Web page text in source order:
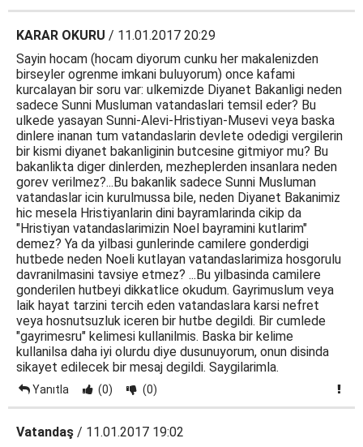
KARAR OKURU / 11.01.2017 20:29
Sayin hocam (hocam diyorum cunku her makalenizden
birseyler ogrenme imkani buluyorum) once kafami
kurcalayan bir soru var: ulkemizde Diyanet Bakanligi neden
sadece Sunni Musluman vatandaslari temsil eder? Bu
ulkede yasayan Sunni-Alevi-Hristiyan-Musevi veya baska
dinlere inanan tum vatandaslarin devlete odedigi vergilerin
bir kismi diyanet bakanliginin butcesine gitmiyor mu? Bu
bakanlikta diger dinlerden, mezheplerden insanlara neden
gorev verilmez?...Bu bakanlik sadece Sunni Musluman
vatandaslar icin kurulmussa bile, neden Diyanet Bakanimiz
hic mesela Hristiyanlarin dini bayramlarinda cikip da
"Hristiyan vatandaslarimizin Noel bayramini kutlarim"
demez? Ya da yilbasi gunlerinde camilere gonderdigi
hutbede neden Noeli kutlayan vatandaslarimiza hosgorulu
davranilmasini tavsiye etmez? ...Bu yilbasinda camilere
gonderilen hutbeyi dikkatlice okudum. Gayrimuslum veya
laik hayat tarzini tercih eden vatandaslara karsi nefret
veya hosnutsuzluk iceren bir hutbe degildi. Bir cumlede
"gayrimesru" kelimesi kullanilmis. Baska bir kelime
kullanilsa daha iyi olurdu diye dusunuyorum, onun disinda
sikayet edilecek bir mesaj degildi. Saygilarimla.
Yanıtla (0) (0)
Vatandaş / 11.01.2017 19:02